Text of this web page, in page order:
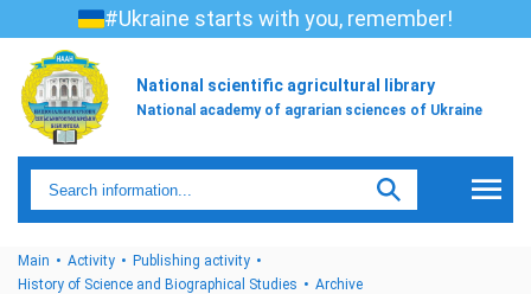
#Ukraine starts with you, remember!
National scientific agricultural library
National academy of agrarian sciences of Ukraine
Main Activity
Publishing activity
History of Science and Biographical Studies
Archive